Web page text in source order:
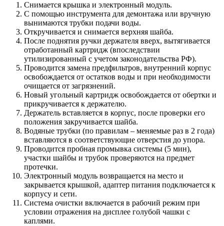
Снимается крышка и электронный модуль.
С помощью инструмента для демонтажа или вручную
вынимаются трубки подачи воды.
Откручивается и снимается верхняя шайба.
После поднятия ручки держателя вверх, вытягивается
отработанный картридж (впоследствии
утилизированный с учетом законодательства РФ).
Проводится замена предфильтров, внутренний корпус
освобождается от остатков воды и при необходимости
очищается от загрязнений.
Новый угольный картридж освобождается от обертки и
прикручивается к держателю.
Держатель вставляется в корпус, после проверки его
положения закручивается шайба.
Водяные трубки (по правилам – меняемые раз в 2 года)
вставляются в соответствующие отверстия до упора.
Проводится пробная промывка системы (5 мин),
участки шайбы и трубок проверяются на предмет
протечки.
Электронный модуль возвращается на место и
закрывается крышкой, адаптер питания подключается к
корпусу и сети.
Система очистки включается в рабочий режим при
условии отражения на дисплее голубой чашки с
каплями.